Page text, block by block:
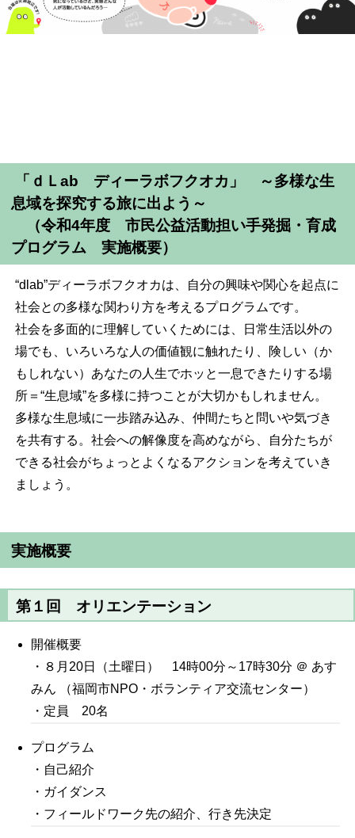
「ｄＬab ディーラボフクオカ」 ～多様な生
息域を探究する旅に出よう～
（令和4年度 市民公益活動担い手発掘・育成
プログラム 実施概要）
“dlab”ディーラボフクオカは、自分の興味や関心を起点に
社会との多様な関わり方を考えるプログラムです。
社会を多面的に理解していくためには、日常生活以外の
場でも、いろいろな人の価値観に触れたり、険しい（か
もしれない）あなたの人生でホッと一息できたりする場
所＝“生息域”を多様に持つことが大切かもしれません。
多様な生息域に一歩踏み込み、仲間たちと問いや気づき
を共有する。社会への解像度を高めながら、自分たちが
できる社会がちょっとよくなるアクションを考えていき
ましょう。
実施概要
第１回 オリエンテーション
開催概要
・８月20日（土曜日） 14時00分～17時30分 ＠ あす
みん （福岡市NPO・ボランティア交流センター）
・定員 20名
プログラム
・自己紹介
・ガイダンス
・フィールドワーク先の紹介、行き先決定